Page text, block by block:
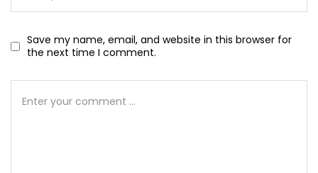
Save my name, email, and website in this browser for
the next time I comment.